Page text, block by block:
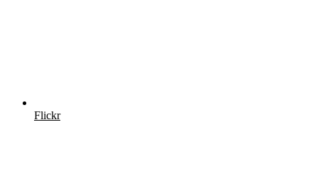
Flickr